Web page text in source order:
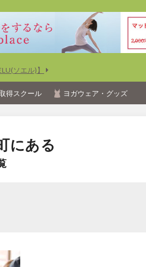
ソエル)】
得スクール ヨガウェア・グッズ
にある